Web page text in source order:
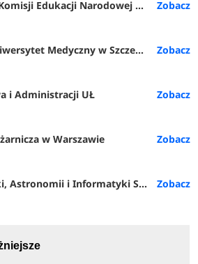
Edukacji Narodowej w Krakowie
Medyczny w Szczecinie
i Administracji UŁ
w Warszawie
i Informatyki Stosowanej